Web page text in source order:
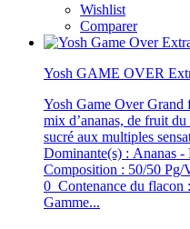
Wishlist
Comparer
Yosh GAME OVER
Yosh Game Over Grand
mix d’ananas, de fruit
sucré aux multiples
Dominante(s) : Ananas
Composition : 50/50 Pg/
0 Contenance du flacon
Gamme...